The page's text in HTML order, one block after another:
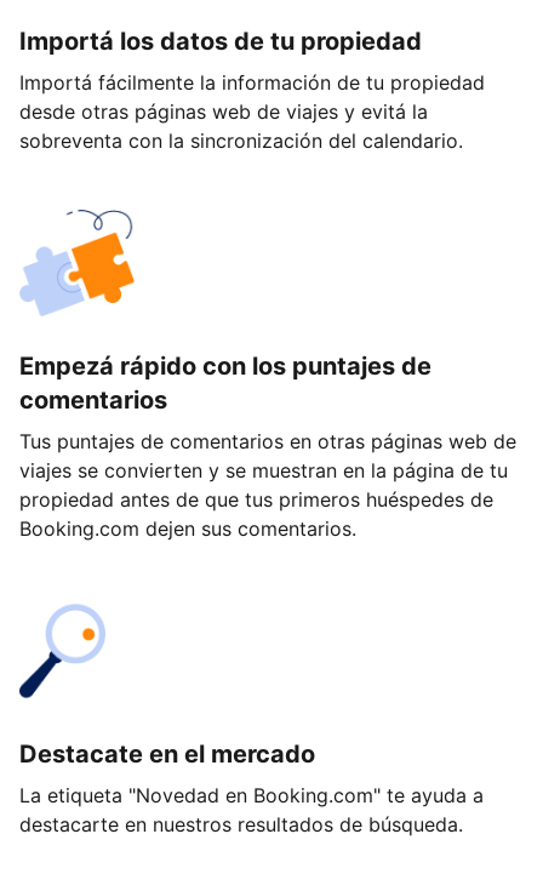
Importá los datos de tu propiedad
Importá fácilmente la información de tu propiedad
desde otras páginas web de viajes y evitá la
sobreventa con la sincronización del calendario.
Empezá rápido con los puntajes de
comentarios
Tus puntajes de comentarios en otras páginas web de
viajes se convierten y se muestran en la página de tu
propiedad antes de que tus primeros huéspedes de
Booking.com dejen sus comentarios.
Destacate en el mercado
La etiqueta "Novedad en Booking.com" te ayuda a
destacarte en nuestros resultados de búsqueda.